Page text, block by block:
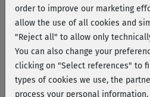
Unsere
order to improve our marketing
allow the use of all cookies and
"Reject all" to allow only
You can also change your
clicking on "Select references" to
types of cookies we use, the
process your personal